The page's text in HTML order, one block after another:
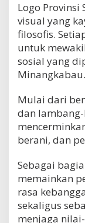
Logo
visual yang
filosofis.
untuk
sosial yang
Minangkabau.
Mulai dari
dan
berani, dan
Sebagai
memainkan
rasa
sekaligus
menjaga